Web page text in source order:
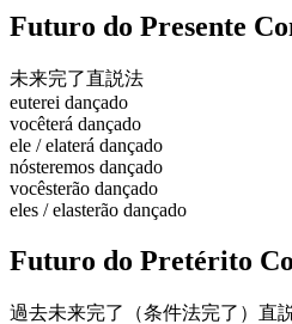
Futuro do Presente
未来完了直説法
euterei dançado
vocêterá dançado
ele / elaterá dançado
nósteremos dançado
vocêsterão dançado
eles / elasterão dançado
Futuro do Pretérito
過去未来完了（条件法完了） 直